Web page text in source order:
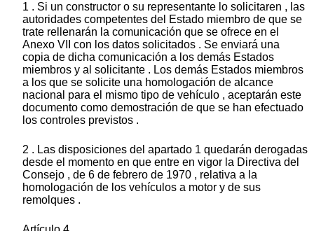
1 . Si un constructor o su representante lo solicitaren , las
autoridades competentes del Estado miembro de que se
trate rellenarán la comunicación que se ofrece en el
Anexo VII con los datos solicitados . Se enviará una
copia de dicha comunicación a los demás Estados
miembros y al solicitante . Los demás Estados miembros
a los que se solicite una homologación de alcance
nacional para el mismo tipo de vehículo , aceptarán este
documento como demostración de que se han efectuado
los controles previstos .
2 . Las disposiciones del apartado 1 quedarán derogadas
desde el momento en que entre en vigor la Directiva del
Consejo , de 6 de febrero de 1970 , relativa a la
homologación de los vehículos a motor y de sus
remolques .